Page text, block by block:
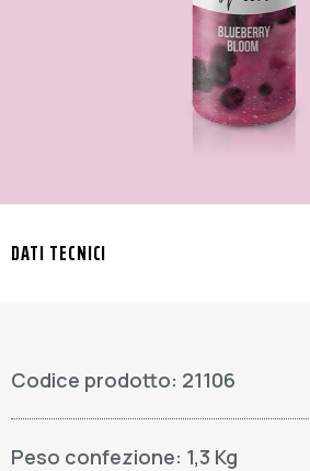
DATI TECNICI
Codice prodotto: 21106
Peso confezione: 1,3 Kg